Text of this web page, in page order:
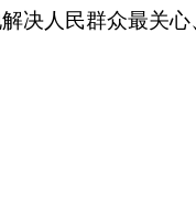
决人民群众最关